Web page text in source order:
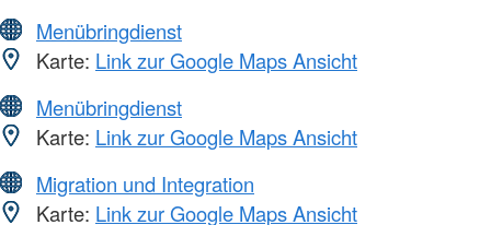
Menübringdienst
Karte: Link zur Google Maps Ansicht
Menübringdienst
Karte: Link zur Google Maps Ansicht
Migration und Integration
Karte: Link zur Google Maps Ansicht